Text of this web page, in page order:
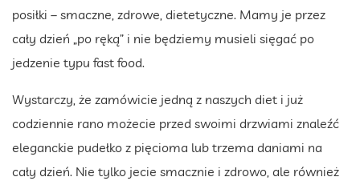
posiłki – smaczne, zdrowe, dietetyczne. Mamy je przez
cały dzień „po ręką” i nie będziemy musieli sięgać po
jedzenie typu fast food.
Wystarczy, że zamówicie jedną z naszych diet i już
codziennie rano możecie przed swoimi drzwiami znaleźć
eleganckie pudełko z pięcioma lub trzema daniami na
cały dzień. Nie tylko jecie smacznie i zdrowo, ale również